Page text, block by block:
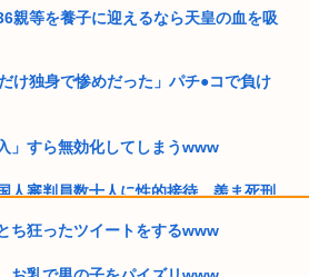
親等を養子に迎えるなら天皇の血を吸
け独身で惨めだった」パチ●コで負け
」すら無効化してしまうwww
人審判員数十人に性的接待。羨ま死刑
在日チョン あなたの国籍どこですか...
ち狂ったツイートをするwww